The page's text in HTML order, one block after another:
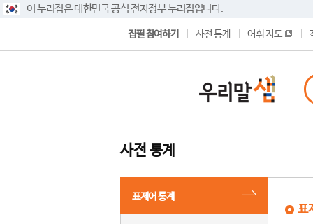
이 누리집은 대한민국 공식 전자정부 누리집입니다.
집필 참여하기 사전 통계 어휘 지도
사전 통계
표제어 통계
표